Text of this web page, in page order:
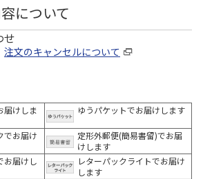
について
せ
注文のキャンセルについて
届けしま
ゆうパケットでお届けします
でお届け
定形外郵便(簡易書留)でお届
けします
お届けし
レターパックライトでお届け
します